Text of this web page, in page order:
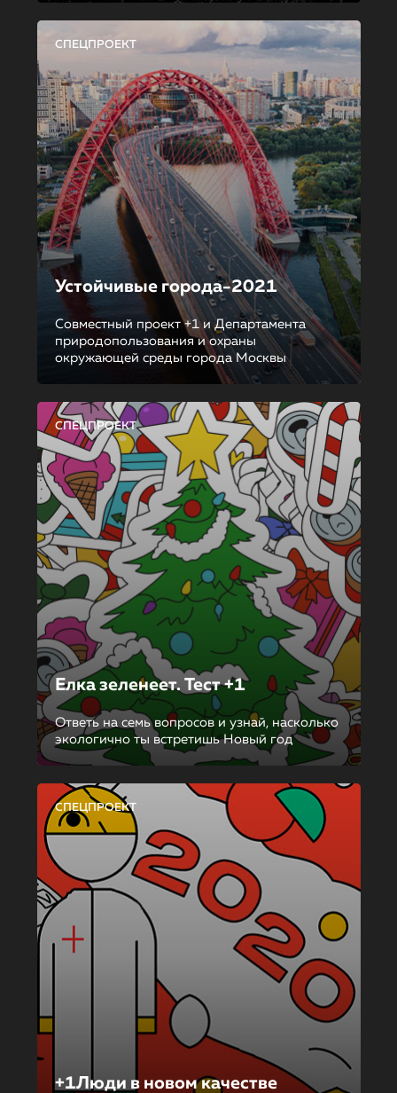
СПЕЦПРОЕКТ
Устойчивые города-2021
Совместный проект +1 и Департамента
природопользования и охраны
окружающей среды города Москвы
СПЕЦПРОЕКТ
Елка зеленеет. Тест +1
Ответь на семь вопросов и узнай, насколько
экологично ты встретишь Новый год
СПЕЦПРОЕКТ
+1Люди в новом качестве